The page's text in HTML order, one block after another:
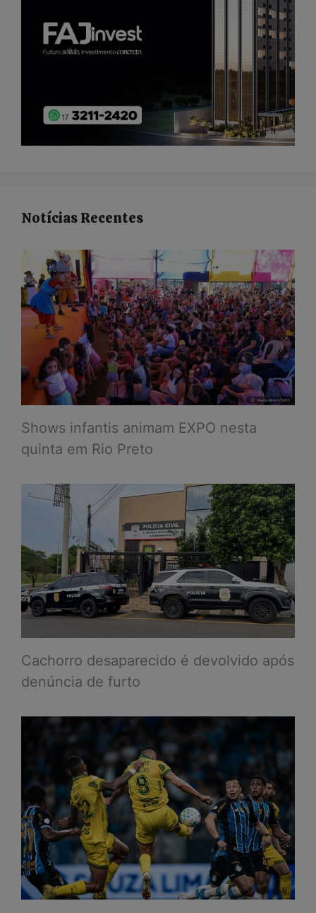
Notícias Recentes
Shows infantis animam EXPO nesta
quinta em Rio Preto
Cachorro desaparecido é devolvido após
denúncia de furto